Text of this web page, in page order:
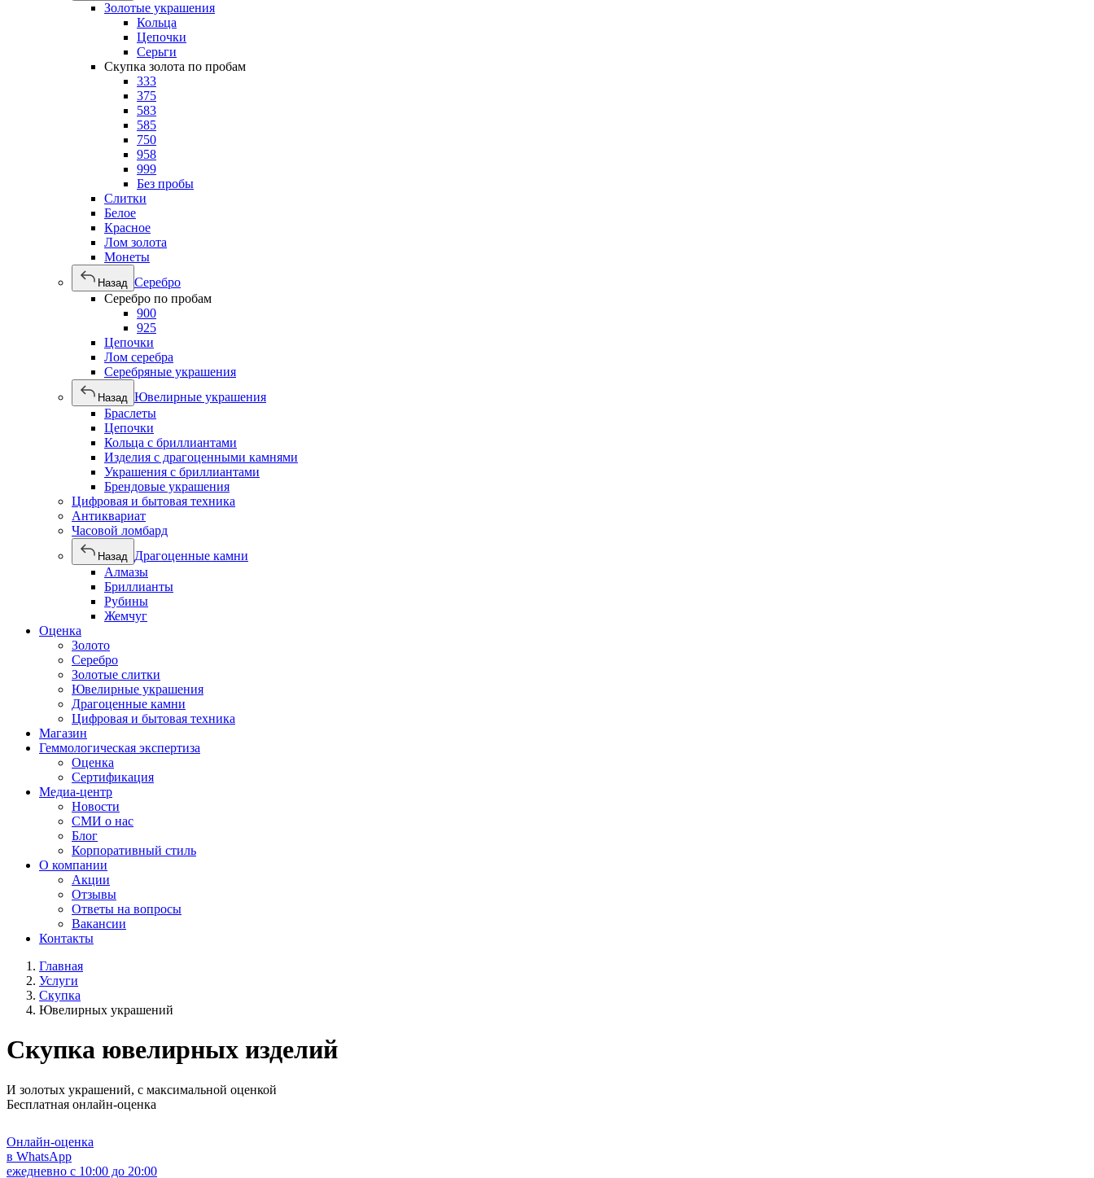
Золотые украшения
Кольца
Цепочки
Серьги
Скупка золота по пробам
333
375
583
585
750
958
999
Без пробы
Слитки
Белое
Красное
Лом золота
Монеты
Назад Серебро
Серебро по пробам
900
925
Цепочки
Лом серебра
Серебряные украшения
Назад Ювелирные украшения
Браслеты
Цепочки
Кольца с бриллиантами
Изделия с драгоценными камнями
Украшения с бриллиантами
Брендовые украшения
Цифровая и бытовая техника
Антиквариат
Часовой ломбард
Назад Драгоценные камни
Алмазы
Бриллианты
Рубины
Жемчуг
Оценка
Золото
Серебро
Золотые слитки
Ювелирные украшения
Драгоценные камни
Цифровая и бытовая техника
Магазин
Геммологическая экспертиза
Оценка
Сертификация
Медиа-центр
Новости
СМИ о нас
Блог
Корпоративный стиль
О компании
Акции
Отзывы
Ответы на вопросы
Вакансии
Контакты
Главная
Услуги
Скупка
Ювелирных украшений
Скупка ювелирных изделий
И золотых украшений, с максимальной оценкой
Бесплатная онлайн-оценка
Онлайн-оценка
в WhatsApp
ежедневно с 10:00 до 20:00